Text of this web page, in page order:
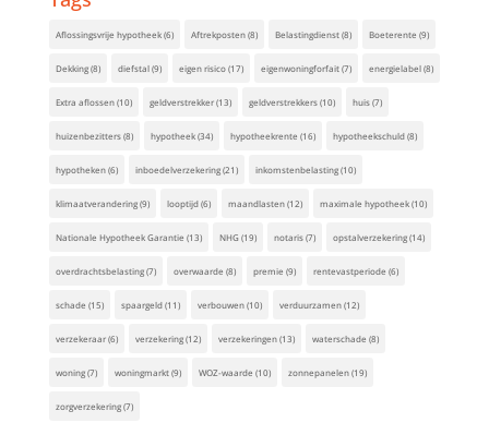
Aflossingsvrije hypotheek(6) Aftrekposten(8) Belastingdienst(8) Boeterente (9)
Dekking(8) diefstal(9) eigen risico(17) eigenwoningforfait(7) energielabel(8)
Extra aflossen(10) geldverstrekker(13) geldverstrekkers(10) huis(7)
huizenbezitters(8) hypotheek(34) hypotheekrente (16) hypotheekschuld(8)
hypotheken(6) inboedelverzekering(21) inkomstenbelasting(10)
klimaatverandering(9) looptijd(6) maandlasten(12) maximale hypotheek(10)
Nationale Hypotheek Garantie (13) NHG(19) notaris(7) opstalverzekering(14)
overdrachtsbelasting(7) overwaarde (8) premie (9) rentevastperiode (6)
schade (15) spaargeld(11) verbouwen(10) verduurzamen(12)
verzekeraar(6) verzekering(12) verzekeringen(13) waterschade (8)
woning(7) woningmarkt(9) WOZ-waarde (10) zonnepanelen(19)
zorgverzekering(7)